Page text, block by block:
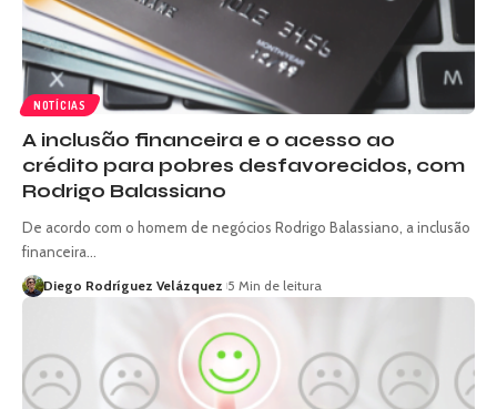
NOTÍCIAS
A inclusão financeira e o acesso ao
crédito para pobres desfavorecidos, com
Rodrigo Balassiano
De acordo com o homem de negócios Rodrigo Balassiano, a inclusão
financeira…
Diego Rodríguez Velázquez 5 Min de leitura